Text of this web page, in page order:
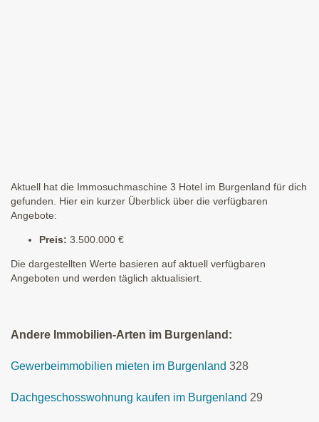
Aktuell hat die Immosuchmaschine 3 Hotel im Burgenland für dich
gefunden. Hier ein kurzer Überblick über die verfügbaren
Angebote:
Preis: 3.500.000 €
Die dargestellten Werte basieren auf aktuell verfügbaren
Angeboten und werden täglich aktualisiert.
Andere Immobilien-Arten im Burgenland:
Gewerbeimmobilien mieten im Burgenland 328
Dachgeschosswohnung kaufen im Burgenland 29